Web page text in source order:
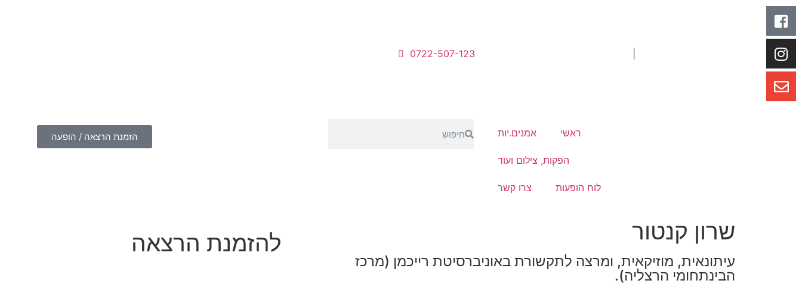
0722-507-123
ראשי אמנים.יות
הפקות, צילום ועוד
לוח הופעות צרו קשר
הזמנת הרצאה / הופעה
שרון קנטור
עיתונאית, מוזיקאית, ומרצה לתקשורת באוניברסיטת רייכמן (מרכז
הבינתחומי הרצליה).
להזמנת הרצאה